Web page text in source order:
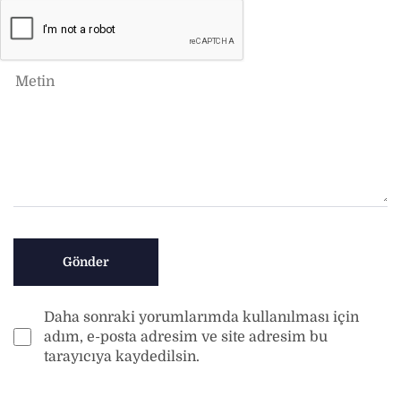
Daha sonraki yorumlarımda kullanılması için
adım, e-posta adresim ve site adresim bu
tarayıcıya kaydedilsin.